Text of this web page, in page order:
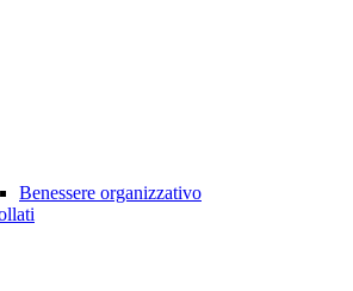
Benessere organizzativo